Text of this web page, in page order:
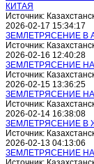
КИТАЯ
Источник:
2026-02-17 15:34:17
ЗЕМЛЕТРЯСЕНИЕ В
Источник:
2026-02-16 12:40:28
ЗЕМЛЕТРЯСЕНИЕ
Источник:
2026-02-15 13:36:25
ЗЕМЛЕТРЯСЕНИЕ
Источник:
2026-02-14 16:38:08
ЗЕМЛЕТРЯСЕНИЕ В
Источник:
2026-02-13 04:13:06
ЗЕМЛЕТРЯСЕНИЕ